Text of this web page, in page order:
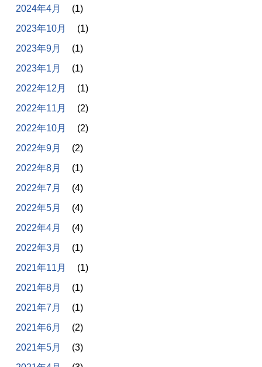
2024年4月
(1)
2023年10月
(1)
2023年9月
(1)
2023年1月
(1)
2022年12月
(1)
2022年11月
(2)
2022年10月
(2)
2022年9月
(2)
2022年8月
(1)
2022年7月
(4)
2022年5月
(4)
2022年4月
(4)
2022年3月
(1)
2021年11月
(1)
2021年8月
(1)
2021年7月
(1)
2021年6月
(2)
2021年5月
(3)